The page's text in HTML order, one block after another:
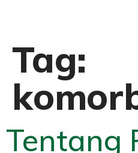
Tag:
Tentang